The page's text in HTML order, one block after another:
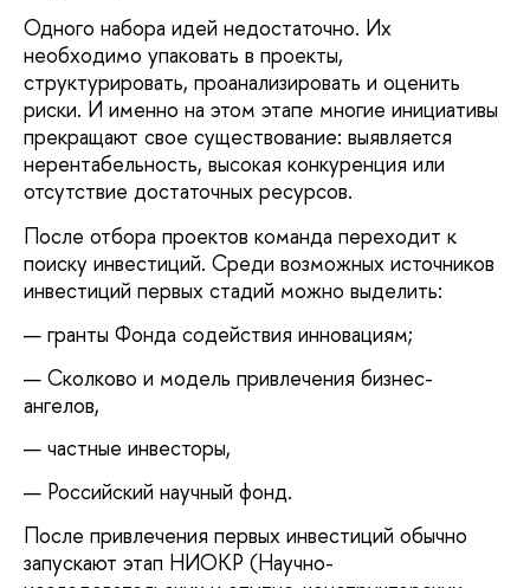
Одного набора идей недостаточно. Их
необходимо упаковать в проекты,
структурировать, проанализировать и оценить
риски. И именно на этом этапе многие инициативы
прекращают свое существование: выявляется
нерентабельность, высокая конкуренция или
отсутствие достаточных ресурсов.
После отбора проектов команда переходит к
поиску инвестиций. Среди возможных источников
инвестиций первых стадий можно выделить:
гранты Фонда содействия инновациям;
Сколково и модель привлечения бизнес-
ангелов,
частные инвесторы,
Российский научный фонд.
После привлечения первых инвестиций обычно
запускают этап НИОКР (Научно-